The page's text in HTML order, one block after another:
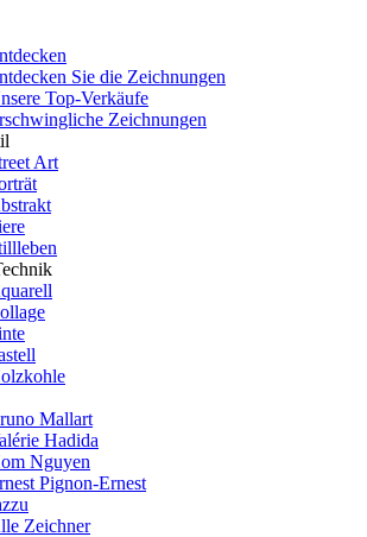
Sie die Zeichnungen
Top-Verkäufe
Zeichnungen
Art
Mallart
Hadida
Nguyen
Pignon-Ernest
Zeichner